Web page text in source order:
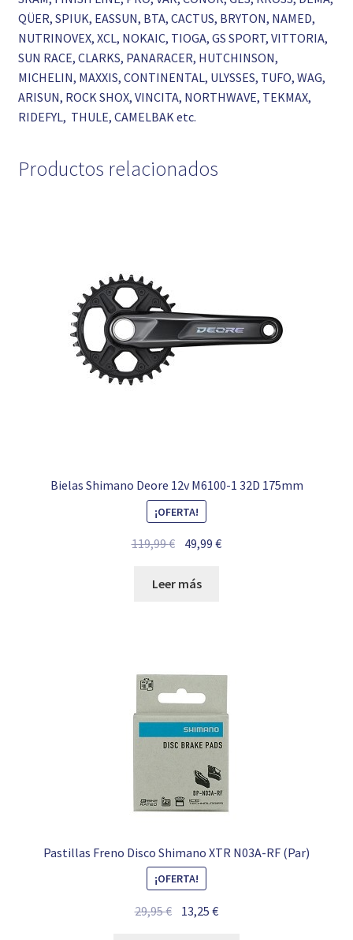
QÜER, SPIUK, EASSUN, BTA, CACTUS, BRYTON, NAMED,
NUTRINOVEX, XCL, NOKAIC, TIOGA, GS SPORT, VITTORIA,
SUN RACE, CLARKS, PANARACER, HUTCHINSON,
MICHELIN, MAXXIS, CONTINENTAL, ULYSSES, TUFO, WAG,
ARISUN, ROCK SHOX, VINCITA, NORTHWAVE, TEKMAX,
RIDEFYL, THULE, CAMELBAK etc.
Productos relacionados
Bielas Shimano Deore 12v M6100-1 32D 175mm
¡OFERTA!
119,99€ El
original
49,99€El
Leer más
Pastillas Freno Disco Shimano XTR N03A-RF (Par)
¡OFERTA!
29,95€ El13,25€El